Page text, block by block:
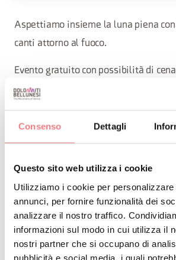
Consenso Dettagli
Questo sito web utilizza i cookie
Utilizziamo i cookie per
annunci, per fornire funzionalità dei
analizzare il nostro traffico.
informazioni sul modo in cui utilizza il
nostri partner che si occupano di
pubblicità e social media, i quali
Aspettiamo insieme la luna piena
canti attorno al fuoco.
Evento gratuito con possibilità di
rifugio.
Evento dalle 21. 3313152963
INFO E CONTATTI
Rifugio Enrico Scarpa - Ohannes Gurekian
(0093) 3313152963
info@rifugioscarpa.com